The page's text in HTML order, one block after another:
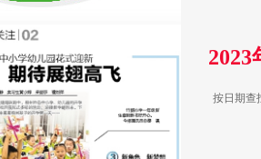
2023
按日期查